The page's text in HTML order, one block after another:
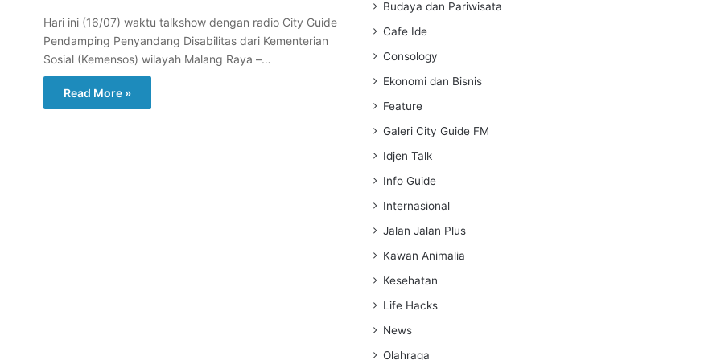
Hari ini (16/07) waktu talkshow dengan radio City Guide
Pendamping Penyandang Disabilitas dari Kementerian
Sosial (Kemensos) wilayah Malang Raya –…
Read More »
Budaya dan Pariwisata
Cafe Ide
Consology
Ekonomi dan Bisnis
Feature
Galeri City Guide FM
Idjen Talk
Info Guide
Internasional
Jalan Jalan Plus
Kawan Animalia
Kesehatan
Life Hacks
News
Olahraga